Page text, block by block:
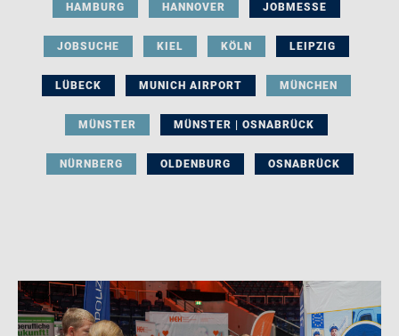
HAMBURG HANNOVER JOBMESSE
JOBSUCHE KIEL KÖLN LEIPZIG
LÜBECK MUNICH AIRPORT MÜNCHEN
MÜNSTER MÜNSTER | OSNABRÜCK
NÜRNBERG OLDENBURG OSNABRÜCK